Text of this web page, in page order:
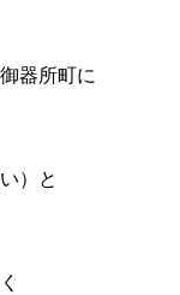
器所町に
）と